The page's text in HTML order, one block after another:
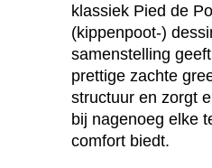
klassiek Pied de
(kippenpoot-)
samenstelling
prettige zachte
structuur en zorgt
bij nagenoeg elke
comfort biedt.